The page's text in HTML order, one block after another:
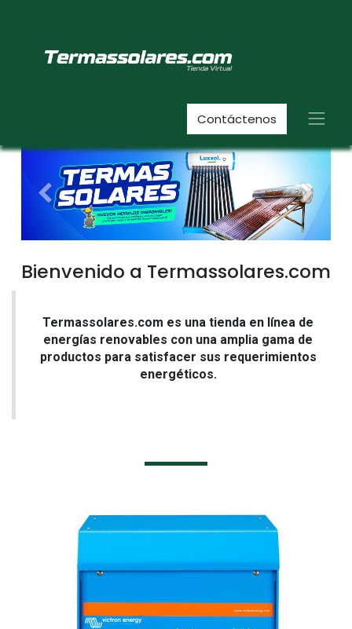
Contáctenos
Anterior
Bienvenido a Termassolares.com
Termassolares.com es una tienda en línea de
energías renovables con una amplia gama de
productos para satisfacer sus requerimientos
energéticos.